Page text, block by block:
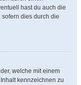
hast du auch die
dies durch die
welche mit einem
kennzeichnen zu